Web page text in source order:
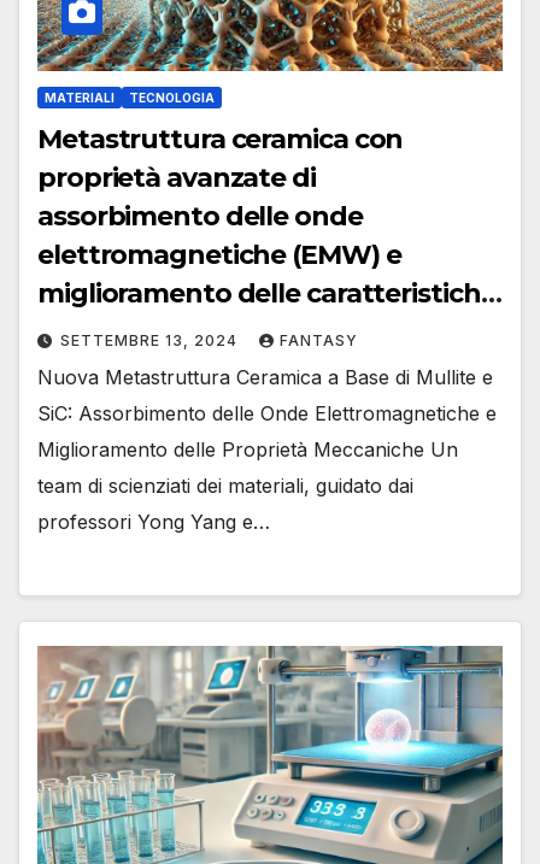
MATERIALI TECNOLOGIA
Metastruttura ceramica con
proprietà avanzate di
assorbimento delle onde
elettromagnetiche (EMW) e
miglioramento delle caratteristiche
meccaniche
SETTEMBRE 13, 2024 FANTASY
Nuova Metastruttura Ceramica a Base di Mullite e
SiC: Assorbimento delle Onde Elettromagnetiche e
Miglioramento delle Proprietà Meccaniche Un
team di scienziati dei materiali, guidato dai
professori Yong Yang e…